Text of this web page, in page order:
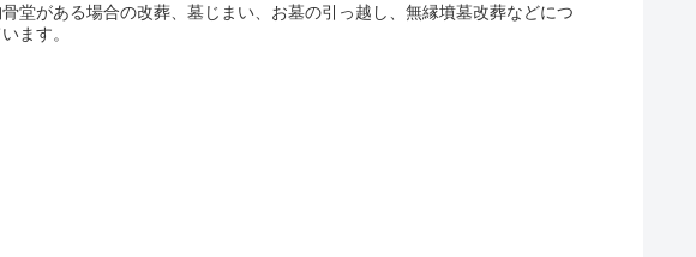
堂がある場合の改葬、墓じまい、お墓の引っ越し、無縁墳墓改葬などにつ
ます。